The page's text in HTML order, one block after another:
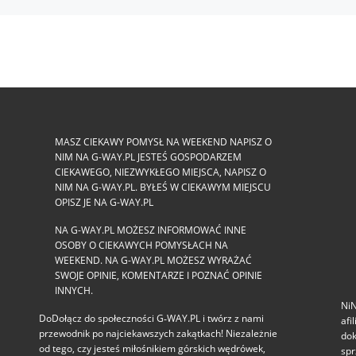
MASZ CIEKAWY POMYSŁ NA WEEKEND NAPISZ O
NIM NA G-WAY.PL JESTEŚ GOSPODARZEM
CIEKAWEGO, NIEZWYKŁEGO MIEJSCA, NAPISZ O
NIM NA G-WAY.PL. BYŁEŚ W CIEKAWYM MIEJSCU
OPISZ JE NA G-WAY.PL
NA G-WAY.PL MOŻESZ INFORMOWAĆ INNE
OSOBY O CIEKAWYCH POMYSŁACH NA
WEEKEND. NA G-WAY.PL MOŻESZ WYRAŻAĆ
SWOJE OPINIE, KOMENTARZE I POZNAĆ OPINIE
INNYCH.
DoDołącz do społeczności G‑WAY.PL i twórz z nami
przewodnik po najciekawszych zakątkach! Niezależnie
od tego, czy jesteś miłośnikiem górskich wędrówek,